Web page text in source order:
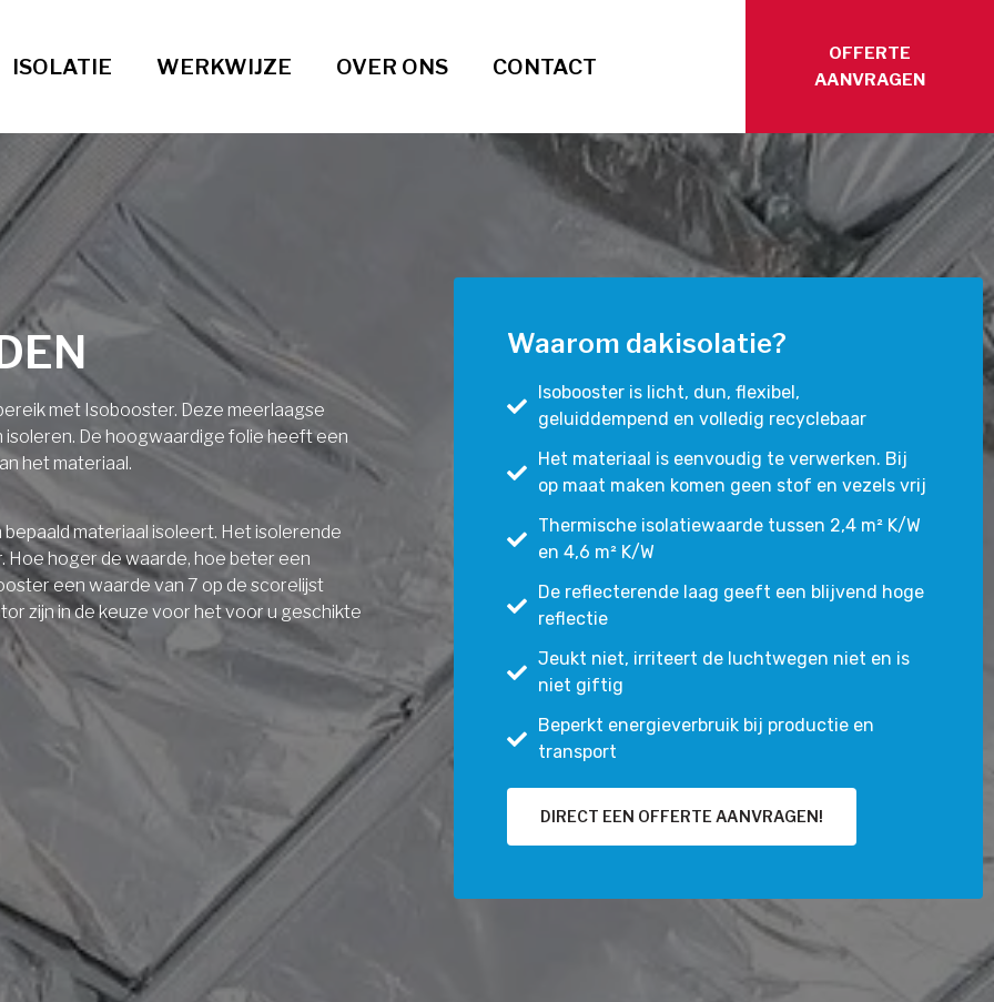
ISOLATIE WERKWIJZE OVER ONS CONTACT
OFFERTE
AANVRAGEN
met Isobooster. Deze meerlaagse
De hoogwaardige folie heeft een
het materiaal.
materiaal isoleert. Het isolerende
hoger de waarde, hoe beter een
een waarde van 7 op de scorelijst
zijn in de keuze voor het voor u geschikte
Waarom dakisolatie?
Isobooster is licht, dun, flexibel,
geluiddempend en volledig recyclebaar
Het materiaal is eenvoudig te verwerken. Bij
op maat maken komen geen stof en vezels vrij
Thermische isolatiewaarde tussen 2,4 m² K/W
en 4,6 m² K/W
De reflecterende laag geeft een blijvend hoge
reflectie
Jeukt niet, irriteert de luchtwegen niet en is
niet giftig
Beperkt energieverbruik bij productie en
transport
DIRECT EEN OFFERTE AANVRAGEN!